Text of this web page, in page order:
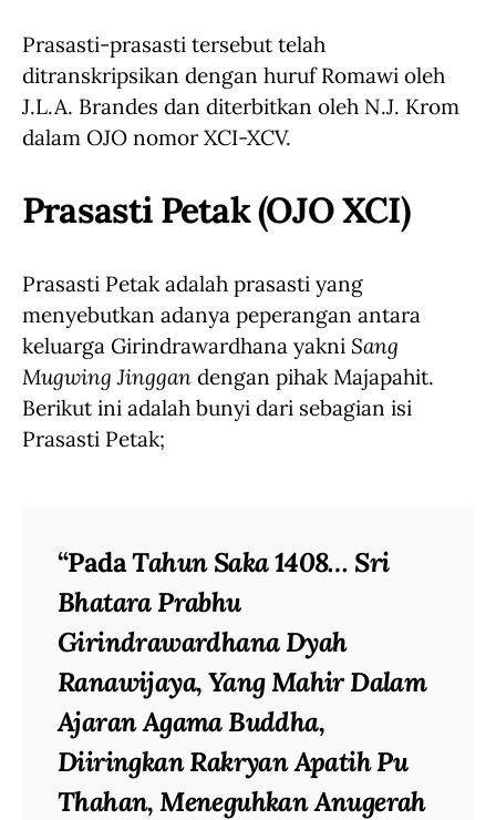
Prasasti-prasasti tersebut telah
ditranskripsikan dengan huruf Romawi oleh
J.L.A. Brandes dan diterbitkan oleh N.J. Krom
dalam OJO nomor XCI-XCV.
Prasasti Petak (OJO XCI)
Prasasti Petak adalah prasasti yang
menyebutkan adanya peperangan antara
keluarga Girindrawardhana yakni Sang
Mugwing Jinggan dengan pihak Majapahit.
Berikut ini adalah bunyi dari sebagian isi
Prasasti Petak;
“PadaTahun Saka 1408… Sri
Bhatara Prabhu
Girindrawardhana Dyah
Ranawijaya, Yang Mahir Dalam
Ajaran Agama Buddha,
Diiringkan Rakryan Apatih Pu
Thahan, Meneguhkan Anugerah